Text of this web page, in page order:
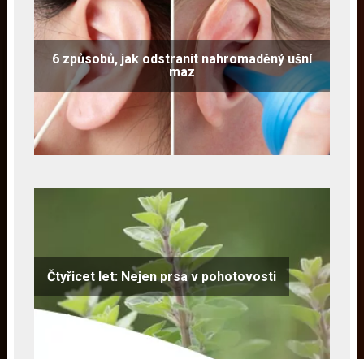
6 způsobů, jak odstranit nahromaděný ušní
maz
Čtyřicet let: Nejen prsa v pohotovosti